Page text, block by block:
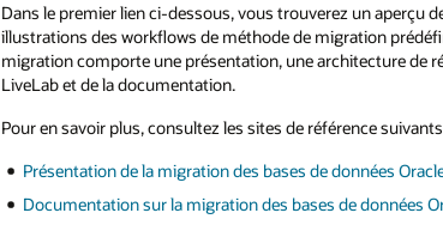
Dans le premier lien ci-dessous, vous trouverez un aperçu
illustrations des workflows de méthode de migration
migration comporte une présentation, une architecture de
LiveLab et de la documentation.
Pour en savoir plus, consultez les sites de référence
Présentation de la migration des bases de données
Documentation sur la migration des bases de données